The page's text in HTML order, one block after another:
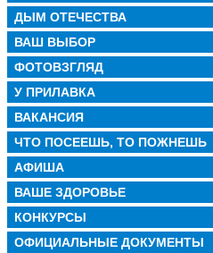
ДЫМ ОТЕЧЕСТВА
ВАШ ВЫБОР
ФОТОВЗГЛЯД
У ПРИЛАВКА
ВАКАНСИЯ
ЧТО ПОСЕЕШЬ, ТО ПОЖНЕШЬ
АФИША
ВАШЕ ЗДОРОВЬЕ
КОНКУРСЫ
ОФИЦИАЛЬНЫЕ ДОКУМЕНТЫ